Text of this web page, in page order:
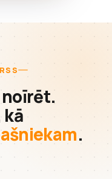
noīrēt.
kā
.